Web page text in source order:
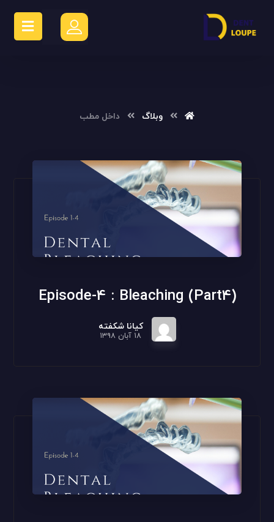
وبلاگ داخل مطب
(Episode-4 : Bleaching (Part4
کیانا شکفته
۱۸ آبان ۱۳۹۸